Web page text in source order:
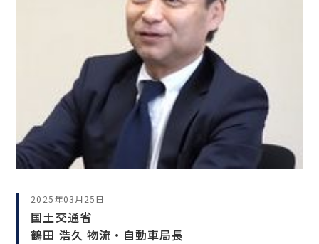
2025年03月25日
国土交通省
鶴田 浩久 物流・自動車局長